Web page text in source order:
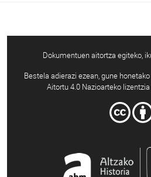
Dokumentuen aitortza egiteko,
Bestela adierazi ezean, gune
Aitortu 4.0 Nazioarteko